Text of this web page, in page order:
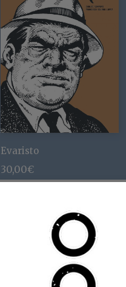
Evaristo
30,00€
PROMO